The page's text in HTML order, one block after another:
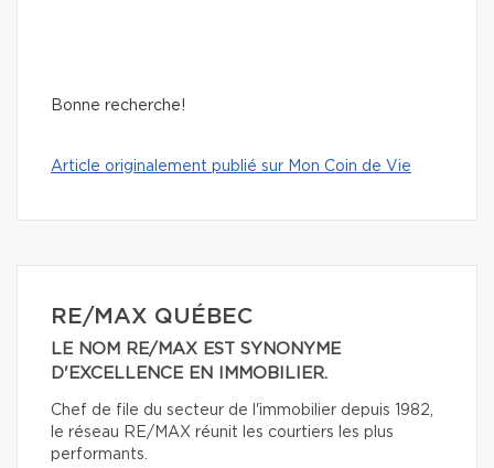
Bonne recherche!
Article originalement publié sur Mon Coin de Vie
RE/MAX QUÉBEC
LE NOM RE/MAX EST SYNONYME
D'EXCELLENCE EN IMMOBILIER.
Chef de file du secteur de l'immobilier depuis 1982,
le réseau RE/MAX réunit les courtiers les plus
performants.